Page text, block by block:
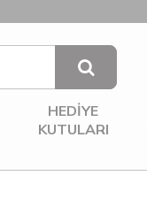
HEDIYE
KUTULARI